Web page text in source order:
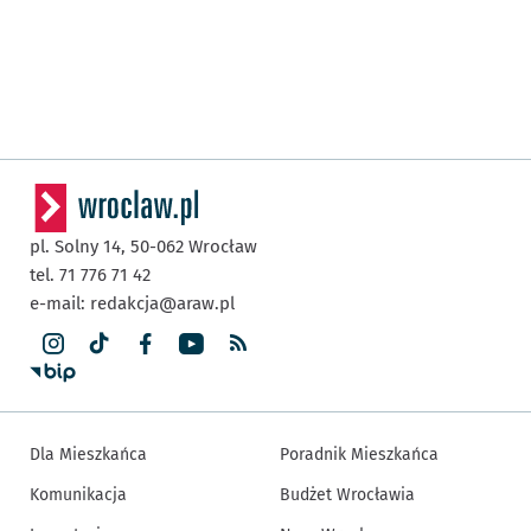
pl. Solny 14, 50-062 Wrocław
tel. 71 776 71 42
e-mail: redakcja@araw.pl
Dla Mieszkańca
Komunikacja
Poradnik Mieszkańca
Budżet Wrocławia